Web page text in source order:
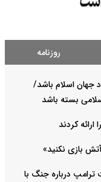
روزنامه
جهان اسلام باشد/
بسته باشد
بازی نکنید»
درباره جنگ با